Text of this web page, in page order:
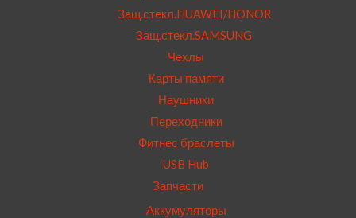
Защ.стекл.HUAWEI/HONOR
Защ.стекл.SAMSUNG
Чехлы
Карты памяти
Наушники
Переходники
Фитнес браслеты
USB Hub
Запчасти
Аккумуляторы